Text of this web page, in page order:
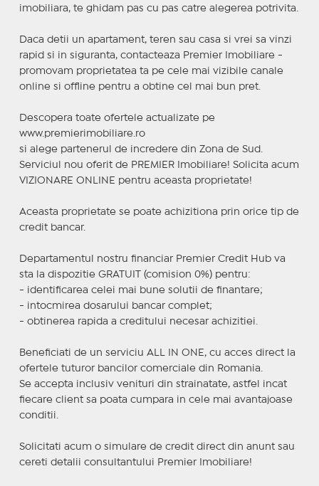
imobiliara, te ghidam pas cu pas catre alegerea potrivita.
Daca detii un apartament, teren sau casa si vrei sa vinzi
rapid si in siguranta, contacteaza Premier Imobiliare -
promovam proprietatea ta pe cele mai vizibile canale
online si offline pentru a obtine cel mai bun pret.
Descopera toate ofertele actualizate pe
www.premierimobiliare.ro
si alege partenerul de incredere din Zona de Sud.
Serviciul nou oferit de PREMIER Imobiliare! Solicita acum
VIZIONARE ONLINE pentru aceasta proprietate!
Aceasta proprietate se poate achizitiona prin orice tip de
credit bancar.
Departamentul nostru financiar Premier Credit Hub va
sta la dispozitie GRATUIT (comision 0%) pentru:
- identificarea celei mai bune solutii de finantare;
- intocmirea dosarului bancar complet;
- obtinerea rapida a creditului necesar achizitiei.
Beneficiati de un serviciu ALL IN ONE, cu acces direct la
ofertele tuturor bancilor comerciale din Romania.
Se accepta inclusiv venituri din strainatate, astfel incat
fiecare client sa poata cumpara in cele mai avantajoase
conditii.
Solicitati acum o simulare de credit direct din anunt sau
cereti detalii consultantului Premier Imobiliare!